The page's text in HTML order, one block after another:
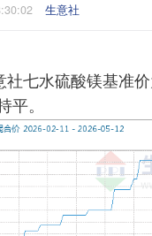
生意社
社七水硫酸镁基准
。